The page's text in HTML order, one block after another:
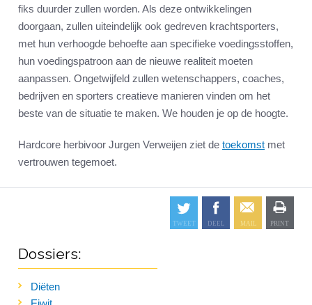
fiks duurder zullen worden. Als deze ontwikkelingen
doorgaan, zullen uiteindelijk ook gedreven krachtsporters,
met hun verhoogde behoefte aan specifieke voedingsstoffen,
hun voedingspatroon aan de nieuwe realiteit moeten
aanpassen. Ongetwijfeld zullen wetenschappers, coaches,
bedrijven en sporters creatieve manieren vinden om het
beste van de situatie te maken. We houden je op de hoogte.
Hardcore herbivoor Jurgen Verweijen ziet de toekomst met
vertrouwen tegemoet.
Dossiers:
Diëten